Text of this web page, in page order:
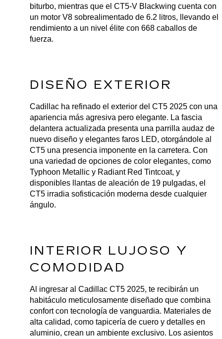
biturbo, mientras que el CT5-V Blackwing cuenta con
un motor V8 sobrealimentado de 6.2 litros, llevando el
rendimiento a un nivel élite con 668 caballos de
fuerza.
DISEÑO EXTERIOR
Cadillac ha refinado el exterior del CT5 2025 con una
apariencia más agresiva pero elegante. La fascia
delantera actualizada presenta una parrilla audaz de
nuevo diseño y elegantes faros LED, otorgándole al
CT5 una presencia imponente en la carretera. Con
una variedad de opciones de color elegantes, como
Typhoon Metallic y Radiant Red Tintcoat, y
disponibles llantas de aleación de 19 pulgadas, el
CT5 irradia sofisticación moderna desde cualquier
ángulo.
INTERIOR LUJOSO Y
COMODIDAD
Al ingresar al Cadillac CT5 2025, te recibirán un
habitáculo meticulosamente diseñado que combina
confort con tecnología de vanguardia. Materiales de
alta calidad, como tapicería de cuero y detalles en
aluminio, crean un ambiente exclusivo. Los asientos